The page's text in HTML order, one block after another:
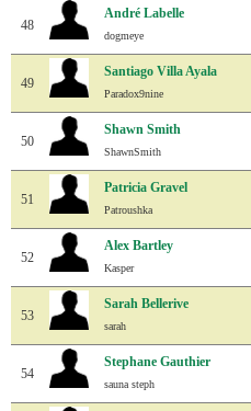
48
André Labelle
dogmeye
49
Santiago Villa Ayala
Paradox9nine
50
Shawn Smith
ShawnSmith
51
Patricia Gravel
Patroushka
52
Alex Bartley
Kasper
53
Sarah Bellerive
sarah
54
Stephane Gauthier
sauna steph